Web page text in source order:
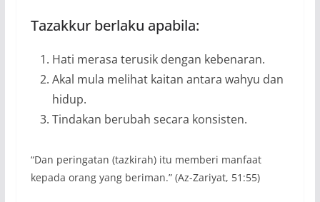
Tazakkur berlaku apabila:
Hati merasa terusik dengan kebenaran.
Akal mula melihat kaitan antara wahyu dan
hidup.
Tindakan berubah secara konsisten.
“Dan peringatan (tazkirah) itu memberi manfaat
kepada orang yang beriman.” (Az-Zariyat, 51:55)